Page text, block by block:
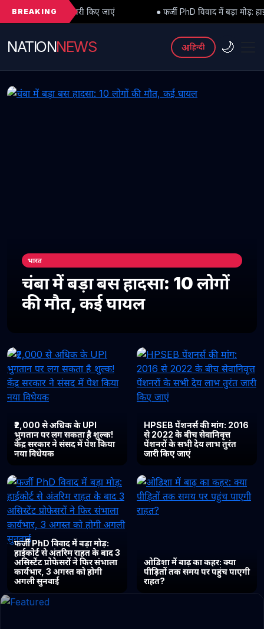
BREAKING
किए जाएं ● फर्जी PhD विवाद में बड़ा मोड़: हाईकोर्ट से अंतरिम राहत
NATIONNEWS अहिन्दी 🌙
भारत
चंबा में बड़ा बस हादसा: 10 लोगों
की मौत, कई घायल
₹2,000 से अधिक के UPI
भुगतान पर लग सकता है शुल्क!
केंद्र सरकार ने संसद में पेश किया
नया विधेयक
HPSEB पेंशनर्स की मांग: 2016
से 2022 के बीच सेवानिवृत्त
पेंशनरों के सभी देय लाभ तुरंत
जारी किए जाएं
फर्जी PhD विवाद में बड़ा मोड़:
हाईकोर्ट से अंतरिम राहत के बाद 3
असिस्टेंट प्रोफेसरों ने फिर संभाला
कार्यभार, 3 अगस्त को होगी
अगली सुनवाई
ओडिशा में बाढ़ का कहर: क्या
पीड़ितों तक समय पर पहुंच पाएगी
राहत?